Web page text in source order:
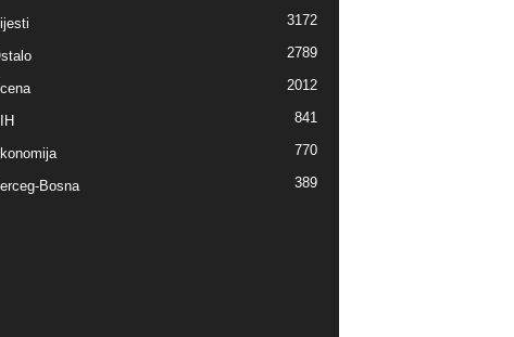
3172
2789
2012
841
770
Bosna 389